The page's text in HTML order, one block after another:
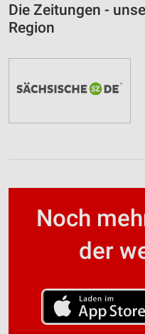
Die Zeitungen -
Region
Noch
der